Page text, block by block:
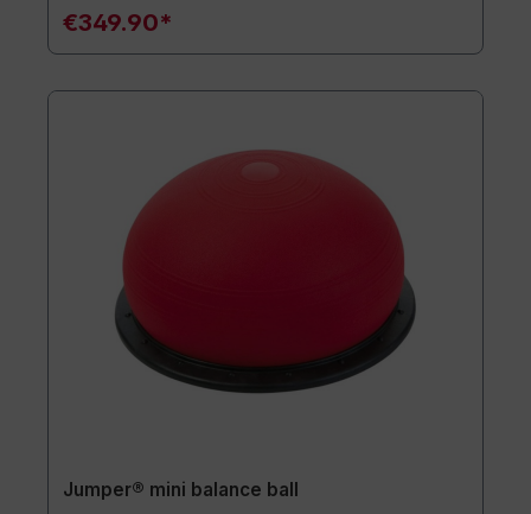
€349.90*
Jumper® mini balance ball